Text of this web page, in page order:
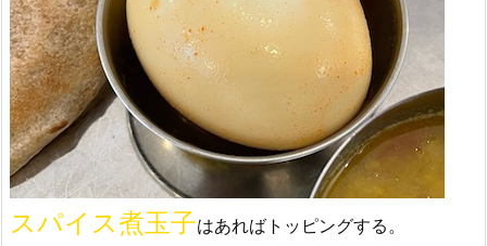
スパイス煮玉子はあればトッピングする。